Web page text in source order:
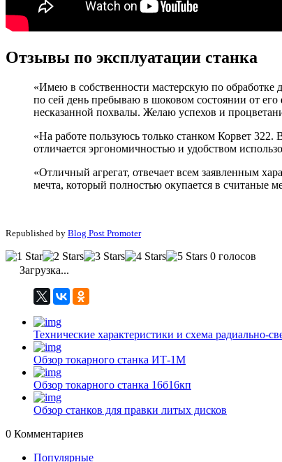
Отзывы по эксплуатации станка
«Имею в собственности мастерскую по обработке
по сей день пребываю в шоковом состоянии от
несказанной похвалы. Желаю успехов и
«На работе пользуюсь только станком Корвет 322.
отличается эргономичностью и удобством
«Отличный агрегат, отвечает всем заявленным
мечта, который полностью окупается в считаные
Republished by Blog Post Promoter
0 голосов
Загрузка...
Технические характеристики и схема радиально-
Обзор токарного станка ИТ-1М
Обзор токарного станка 16б16кп
Обзор станков для правки литых дисков
0 Комментариев
Популярные